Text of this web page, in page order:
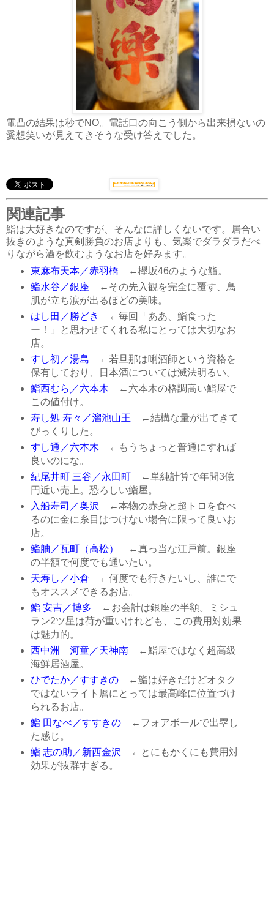
電凸の結果は秒でNO。電話口の向こう側から出来損ないの
愛想笑いが見えてきそうな受け答えでした。
関連記事
鮨は大好きなのですが、そんなに詳しくないです。居合い
抜きのような真剣勝負のお店よりも、気楽でダラダラだべ
りながら酒を飲むようなお店を好みます。
東麻布天本／赤羽橋 ←欅坂46のような鮨。
鮨水谷／銀座 ←その先入観を完全に覆す、鳥
肌が立ち涙が出るほどの美味。
はし田／勝どき
←毎回「ああ、鮨食った
ー！」と思わせてくれる私にとっては大切なお
店。
すし初／湯島 ←若旦那は唎酒師という資格を
保有しており、日本酒については滅法明るい。
鮨西むら／六本木 ←六本木の格調高い鮨屋で
この値付け。
寿し処 寿々／溜池山王 ←結構な量が出てきて
びっくりした。
すし通／六本木 ←もうちょっと普通にすれば
良いのにな。
紀尾井町 三谷／永田町←単純計算で年間3億
円近い売上。恐ろしい鮨屋。
入船寿司／奥沢 ←本物の赤身と超トロを食べ
るのに金に糸目はつけない場合に限って良いお
店。
鮨舳／瓦町（高松）
←真っ当な江戸前。銀座
の半額で何度でも通いたい。
天寿し／小倉 ←何度でも行きたいし、誰にで
もオススメできるお店。
鮨 安吉／博多 ←お会計は銀座の半額。ミシュ
ラン2ツ星は荷が重いけれども、この費用対効果
は魅力的。
西中洲 河童／天神南←鮨屋ではなく超高級
海鮮居酒屋。
ひでたか／すすきの←鮨は好きだけどオタク
ではないライト層にとっては最高峰に位置づけ
られるお店。
鮨 田なべ／すすきの←フォアボールで出塁し
た感じ。
鮨 志の助／新西金沢 ←とにもかくにも費用対
効果が抜群すぎる。